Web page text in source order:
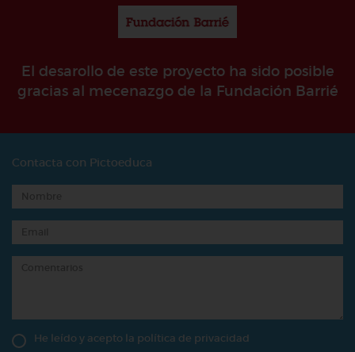
El desarollo de este proyecto ha sido posible
gracias al mecenazgo de la Fundación Barrié
Contacta con Pictoeduca
He leído y acepto la política de privacidad